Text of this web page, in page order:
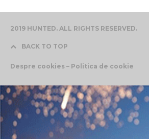
2019 HUNTED. ALL RIGHTS RESERVED.
BACK TO TOP
Despre cookies – Politica de cookie